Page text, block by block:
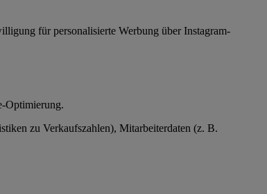
für personalisierte Werbung über Instagram-
Optimierung.
zu Verkaufszahlen), Mitarbeiterdaten (z. B.